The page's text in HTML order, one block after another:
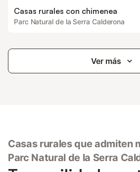
Casas rurales con chimenea
Parc Natural de la Serra Calderona
Ver más
Casas rurales que admiten
Parc Natural de la Serra